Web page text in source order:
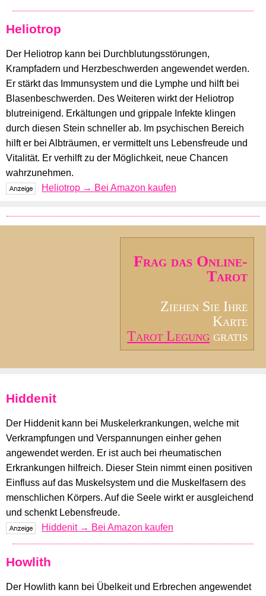
Heliotrop
Der Heliotrop kann bei Durchblutungsstörungen,
Krampfadern und Herzbeschwerden angewendet werden.
Er stärkt das Immunsystem und die Lymphe und hilft bei
Blasenbeschwerden. Des Weiteren wirkt der Heliotrop
blutreinigend. Erkältungen und grippale Infekte klingen
durch diesen Stein schneller ab. Im psychischen Bereich
hilft er bei Albträumen, er vermittelt uns Lebensfreude und
Vitalität. Er verhilft zu der Möglichkeit, neue Chancen
wahrzunehmen.
Heliotrop → Bei Amazon kaufen
Frag das Online-
Tarot
Ziehen Sie Ihre
Karte
Tarot Legung gratis
Hiddenit
Der Hiddenit kann bei Muskelerkrankungen, welche mit
Verkrampfungen und Verspannungen einher gehen
angewendet werden. Er ist auch bei rheumatischen
Erkrankungen hilfreich. Dieser Stein nimmt einen positiven
Einfluss auf das Muskelsystem und die Muskelfasern des
menschlichen Körpers. Auf die Seele wirkt er ausgleichend
und schenkt Lebensfreude.
Hiddenit → Bei Amazon kaufen
Howlith
Der Howlith kann bei Übelkeit und Erbrechen angewendet